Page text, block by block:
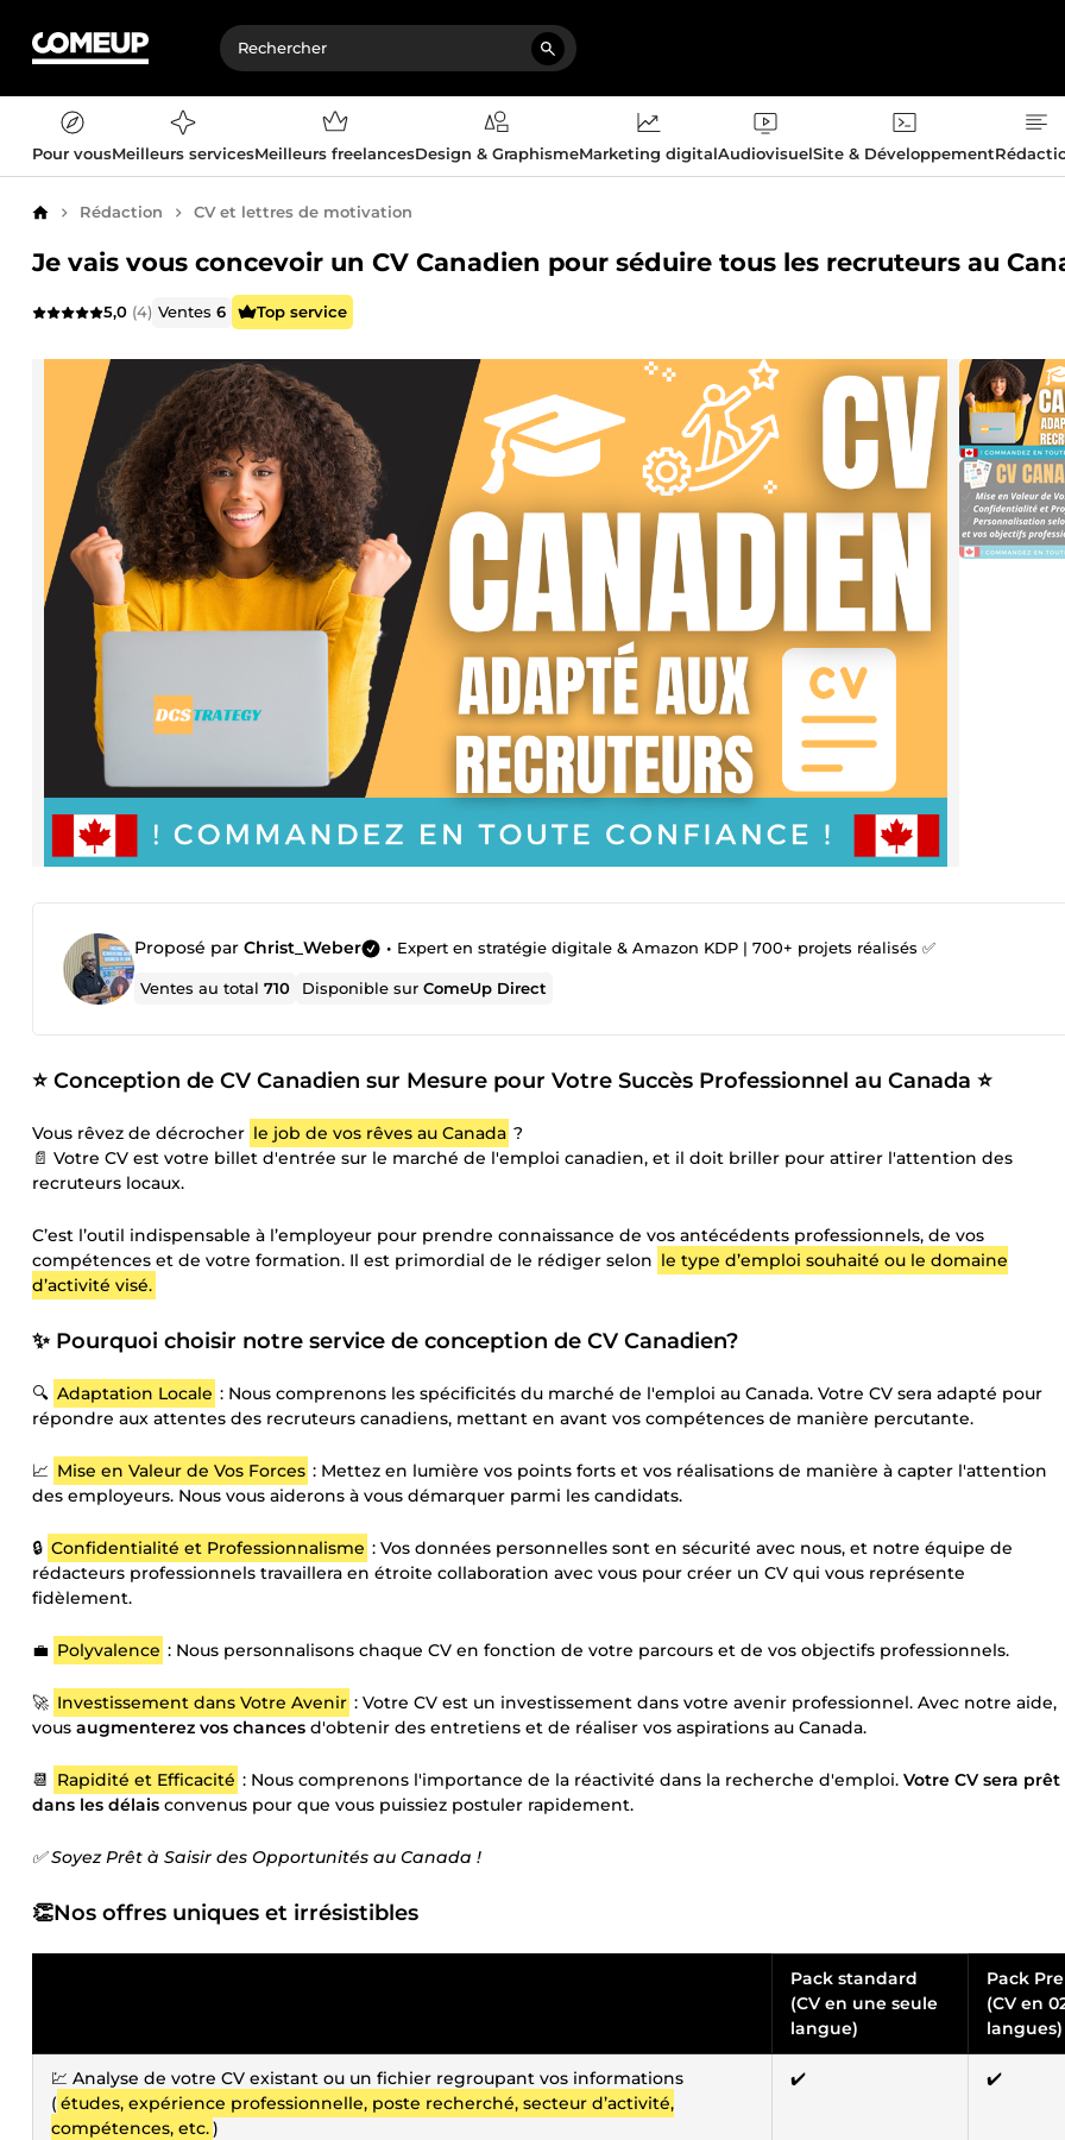
Pour vousMeilleurs servicesMeilleurs freelancesDesign & GraphismeMarketing digitalAudiovisuelSite & Développement
AccueilRédaction CV et lettres de motivation
Je vais vous concevoir un CV Canadien pour séduire tous les recruteurs au
5,0 (4) Ventes6 Top service
Proposé par Christ_Weber • Expert en stratégie digitale & Amazon KDP | 700+ projets réalisés ✅
Ventes au total710 Disponible surComeUp Direct
⭐ Conception de CV Canadien sur Mesure pour Votre Succès Professionnel au Canada ⭐
Vous rêvez de décrocher le job de vos rêves au Canada ?
📄 Votre CV est votre billet d'entrée sur le marché de l'emploi canadien, et il doit briller pour attirer l'attention des
recruteurs locaux.
C’est l’outil indispensable à l’employeur pour prendre connaissance de vos antécédents professionnels, de vos
compétences et de votre formation. Il est primordial de le rédiger selon le type d’emploi souhaité ou le domaine
d’activité visé.
✨ Pourquoi choisir notre service de conception de CV Canadien?
🔍 Adaptation Locale : Nous comprenons les spécificités du marché de l'emploi au Canada. Votre CV sera adapté pour
répondre aux attentes des recruteurs canadiens, mettant en avant vos compétences de manière percutante.
📈 Mise en Valeur de Vos Forces : Mettez en lumière vos points forts et vos réalisations de manière à capter l'attention
des employeurs. Nous vous aiderons à vous démarquer parmi les candidats.
🔒 Confidentialité et Professionnalisme : Vos données personnelles sont en sécurité avec nous, et notre équipe de
rédacteurs professionnels travaillera en étroite collaboration avec vous pour créer un CV qui vous représente
fidèlement.
💼 Polyvalence : Nous personnalisons chaque CV en fonction de votre parcours et de vos objectifs professionnels.
🚀 Investissement dans Votre Avenir : Votre CV est un investissement dans votre avenir professionnel. Avec notre aide,
vous augmenterez vos chances d'obtenir des entretiens et de réaliser vos aspirations au Canada.
📆 Rapidité et Efficacité : Nous comprenons l'importance de la réactivité dans la recherche d'emploi.Votre CV sera prêt
dans les délais convenus pour que vous puissiez postuler rapidement.
✅ Soyez Prêt à Saisir des Opportunités au Canada !
👏Nos offres uniques et irrésistibles
Pack standard
(CV en une seule
langue)
Pack
(CV en
langues)
💹 Analyse de votre CV existant ou un fichier regroupant vos informations
( études, expérience professionnelle, poste recherché, secteur d’activité,
compétences, etc.)
✔️ ✔️